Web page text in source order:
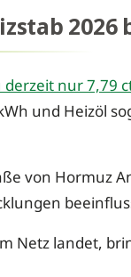
2026
nur 7,79
und Heizöl
von Hormuz
Netz landet,